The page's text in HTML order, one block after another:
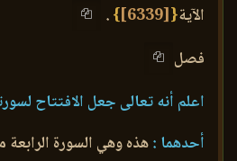
الآية{
[6339]
}
.
فصل
اعلم أنه تعالى جعل الافتتاح
أحدهما :هذه وهي السورة